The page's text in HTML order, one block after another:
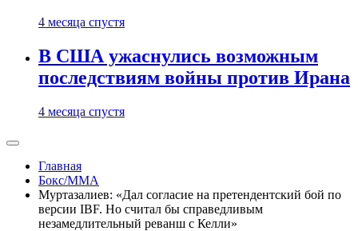
4 месяца спустя
В США ужаснулись возможным
последствиям войны против Ирана
4 месяца спустя
Главная
Бокс/MMA
Муртазалиев: «Дал согласие на претендентский бой по
версии IBF. Но считал бы справедливым
незамедлительный реванш с Келли»